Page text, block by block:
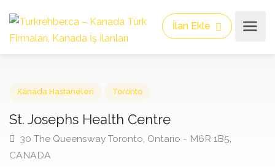
İlan Ekle
St. Josephs Health Centre
30 The Queensway Toronto, Ontario - M6R 1B5,